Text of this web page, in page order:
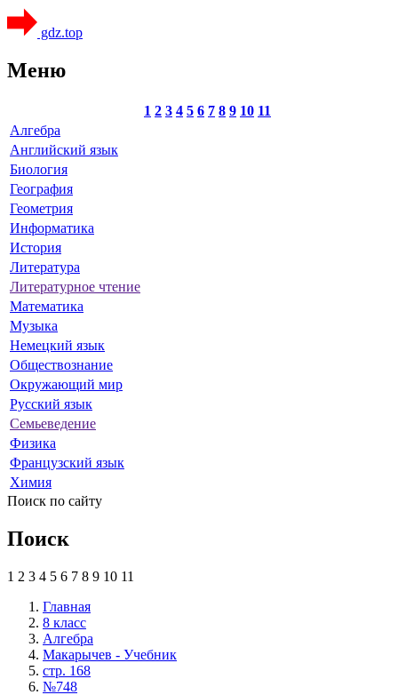
gdz.top
Меню
1 2 3 4 5 6 7 8 9 10 11
Алгебра
Английский язык
Биология
География
Геометрия
Информатика
История
Литература
Литературное чтение
Математика
Музыка
Немецкий язык
Обществознание
Окружающий мир
Русский язык
Семьеведение
Физика
Французский язык
Химия
Поиск по сайту
Поиск
1 2 3 4 5 6 7 8 9 10 11
Главная
8 класс
Алгебра
Макарычев - Учебник
стр. 168
№748